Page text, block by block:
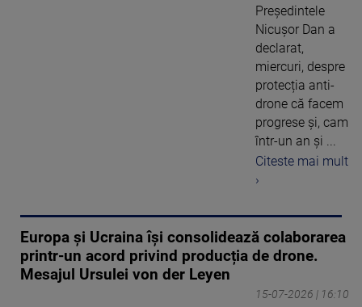
Președintele
Nicușor Dan a
declarat,
miercuri, despre
protecția anti-
drone că facem
progrese și, cam
într-un an și ...
Citeste mai mult
›
Europa și Ucraina își consolidează colaborarea
printr-un acord privind producția de drone.
Mesajul Ursulei von der Leyen
15-07-2026 | 16:10